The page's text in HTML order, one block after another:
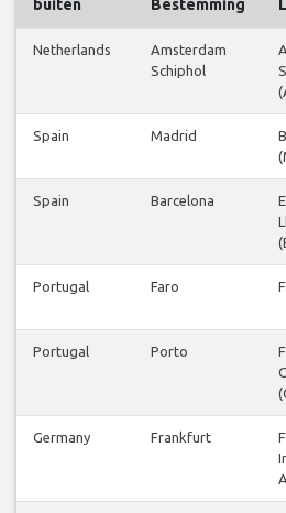
buiten Bestemming
Netherlands
Amsterdam
Schiphol
Spain Madrid
Spain Barcelona
Portugal Faro
Portugal Porto
Germany Frankfurt